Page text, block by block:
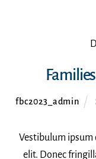
fbc2023_admin
Vestibulum ipsum
elit. Donec